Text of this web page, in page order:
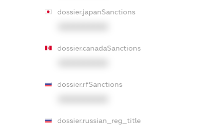
dossier.japanSanctions
dossier.canadaSanctions
dossier.rfSanctions
dossier.russian_reg_title